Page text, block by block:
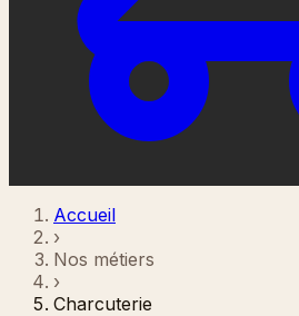
Accueil
›
Nos métiers
›
Charcuterie